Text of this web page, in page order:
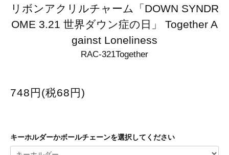
リボンアクリルチャーム「DOWN SYNDR
OME 3.21 世界ダウン症の日」 Together A
gainst Loneliness
RAC-321Together
748円(税68円)
キーホルダーかボールチェーンを選択してください